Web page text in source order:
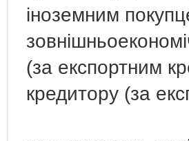
іноземним
(за експортним
кредитору (за